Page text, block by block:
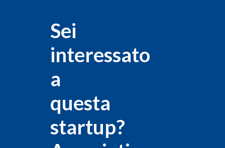
Sei
interessato
a
questa
startup?